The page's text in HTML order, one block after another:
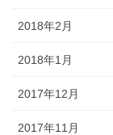
2018年2月
2018年1月
2017年12月
2017年11月